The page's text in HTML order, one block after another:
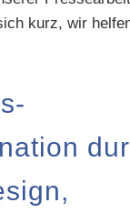
kurz, wir